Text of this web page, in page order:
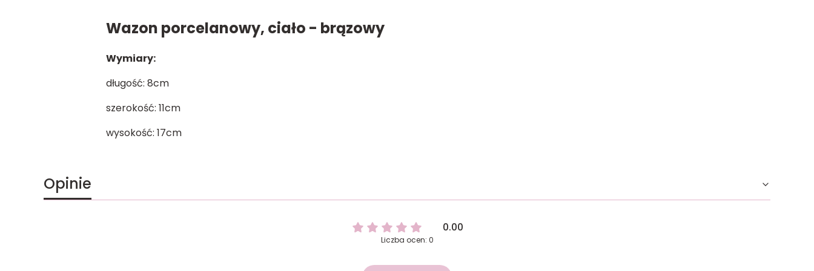
Wazon porcelanowy, ciało - brązowy
Wymiary:
długość: 8cm
szerokość: 11cm
wysokość: 17cm
Opinie
0.00
Liczba ocen: 0